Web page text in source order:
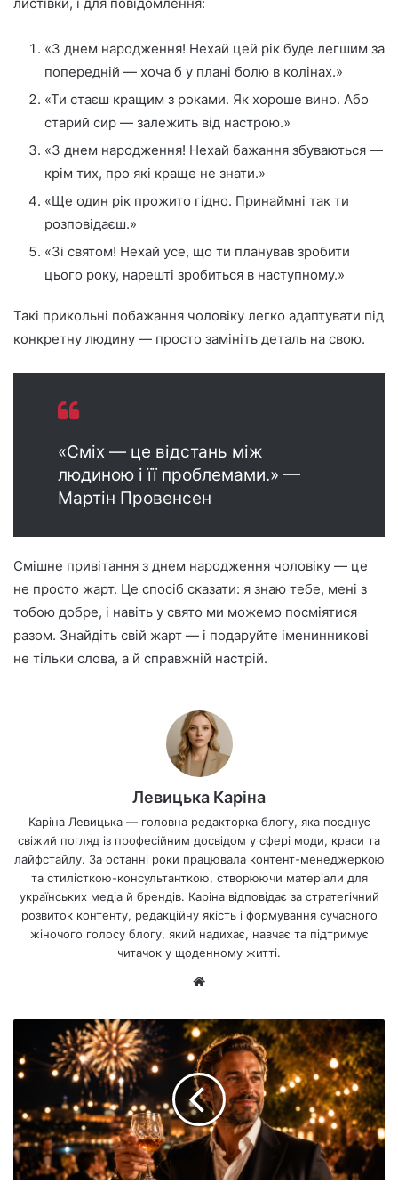
листівки, і для повідомлення:
«З днем народження! Нехай цей рік буде легшим за
попередній — хоча б у плані болю в колінах.»
«Ти стаєш кращим з роками. Як хороше вино. Або
старий сир — залежить від настрою.»
«З днем народження! Нехай бажання збуваються —
крім тих, про які краще не знати.»
«Ще один рік прожито гідно. Принаймні так ти
розповідаєш.»
«Зі святом! Нехай усе, що ти планував зробити
цього року, нарешті зробиться в наступному.»
Такі прикольні побажання чоловіку легко адаптувати під
конкретну людину — просто замініть деталь на свою.
«Сміх — це відстань між
людиною і її проблемами.» —
Мартін Провенсен
Смішне привітання з днем народження чоловіку — це
не просто жарт. Це спосіб сказати: я знаю тебе, мені з
тобою добре, і навіть у свято ми можемо посміятися
разом. Знайдіть свій жарт — і подаруйте іменинникові
не тільки слова, а й справжній настрій.
Левицька Каріна
Каріна Левицька — головна редакторка блогу, яка поєднує
свіжий погляд із професійним досвідом у сфері моди, краси та
лайфстайлу. За останні роки працювала контент-менеджеркою
та стилісткою-консультанткою, створюючи матеріали для
українських медіа й брендів. Каріна відповідає за стратегічний
розвиток контенту, редакційну якість і формування сучасного
жіночого голосу блогу, який надихає, навчає та підтримує
читачок у щоденному житті.
са
йт